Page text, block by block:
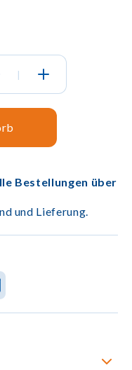
|
Bestellungen über
und Lieferung.